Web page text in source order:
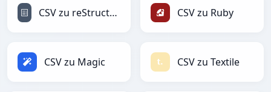
CSV zu reStructuredText CSV zu Ruby
CSV zu Magic CSV zu Textile